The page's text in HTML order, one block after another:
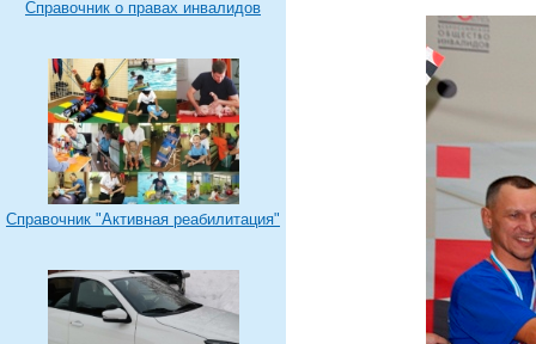
Справочник о правах инвалидов
Справочник "Активная реабилитация"